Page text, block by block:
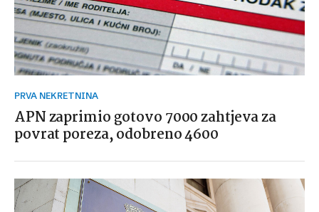
PRVA NEKRETNINA
APN zaprimio gotovo 7000 zahtjeva za
povrat poreza, odobreno 4600